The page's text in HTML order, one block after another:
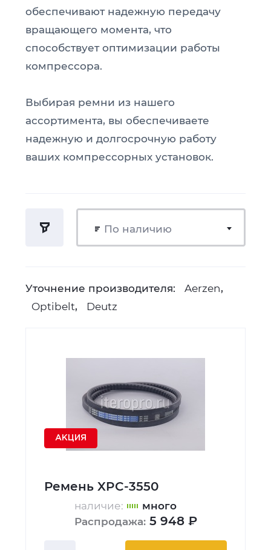
обеспечивают надежную передачу
вращающего момента, что
способствует оптимизации работы
компрессора.
Выбирая ремни из нашего
ассортимента, вы обеспечиваете
надежную и долгосрочную работу
ваших компрессорных установок.
По наличию
Производитель
Уточнение производителя: Aerzen,
Optibelt, Deutz
АКЦИЯ
Ремень XPC-3550
наличие:
много
Распродажа:5 948 ₽